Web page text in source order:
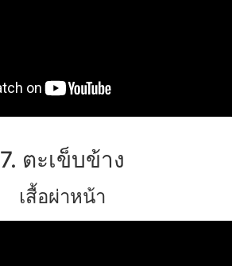
7. ตะเข็บข้าง
เสื้อผ่าหน้า